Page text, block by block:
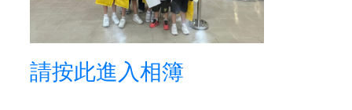
請按此進入相簿